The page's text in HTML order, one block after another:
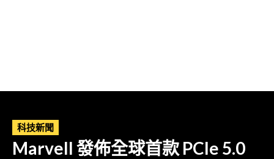
科技新聞
Marvell 發佈全球首款 PCIe 5.0